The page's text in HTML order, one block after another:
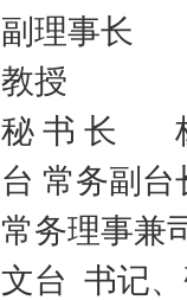
副理事长
教授
秘 书 长
台 常务副
常务理事
文台 书记